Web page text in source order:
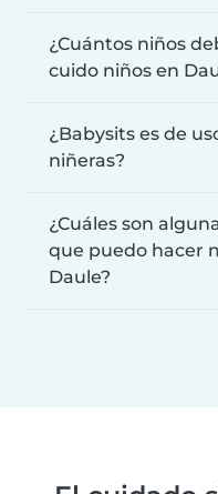
¿Cuántos niños
cuido niños en
¿Babysits es de
niñeras?
¿Cuáles son
que puedo hacer
Daule?